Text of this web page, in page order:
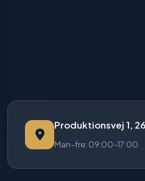
Produktionsvej 1,
Man–fre: 09:00–17:00